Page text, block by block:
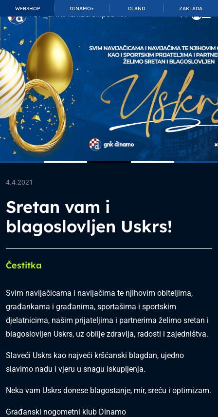
WEBSHOP DINAMO+ DLAND ZAKLADA
TOP_BAR.MembershipSuffix
4.4.2021
Sretan vam i
blagoslovljen Uskrs!
Čestitka
Svim navijačicama i navijačima te njihovim obiteljima,
građankama i građanima, sportašima i sportskim
djelatnicima, našim prijateljima i partnerima želimo sretan i
blagoslovljen Uskrs, uz obilje zdravlja, radosti i zajedništva.
Slaveći Uskrs kao najveći kršćanski blagdan, ujedno
slavimo nadu i vjeru u snagu iskupljenja.
Neka vam Uskrs donese blagostanje, mir, sreću i optimizam.
Građanski nogometni klub Dinamo